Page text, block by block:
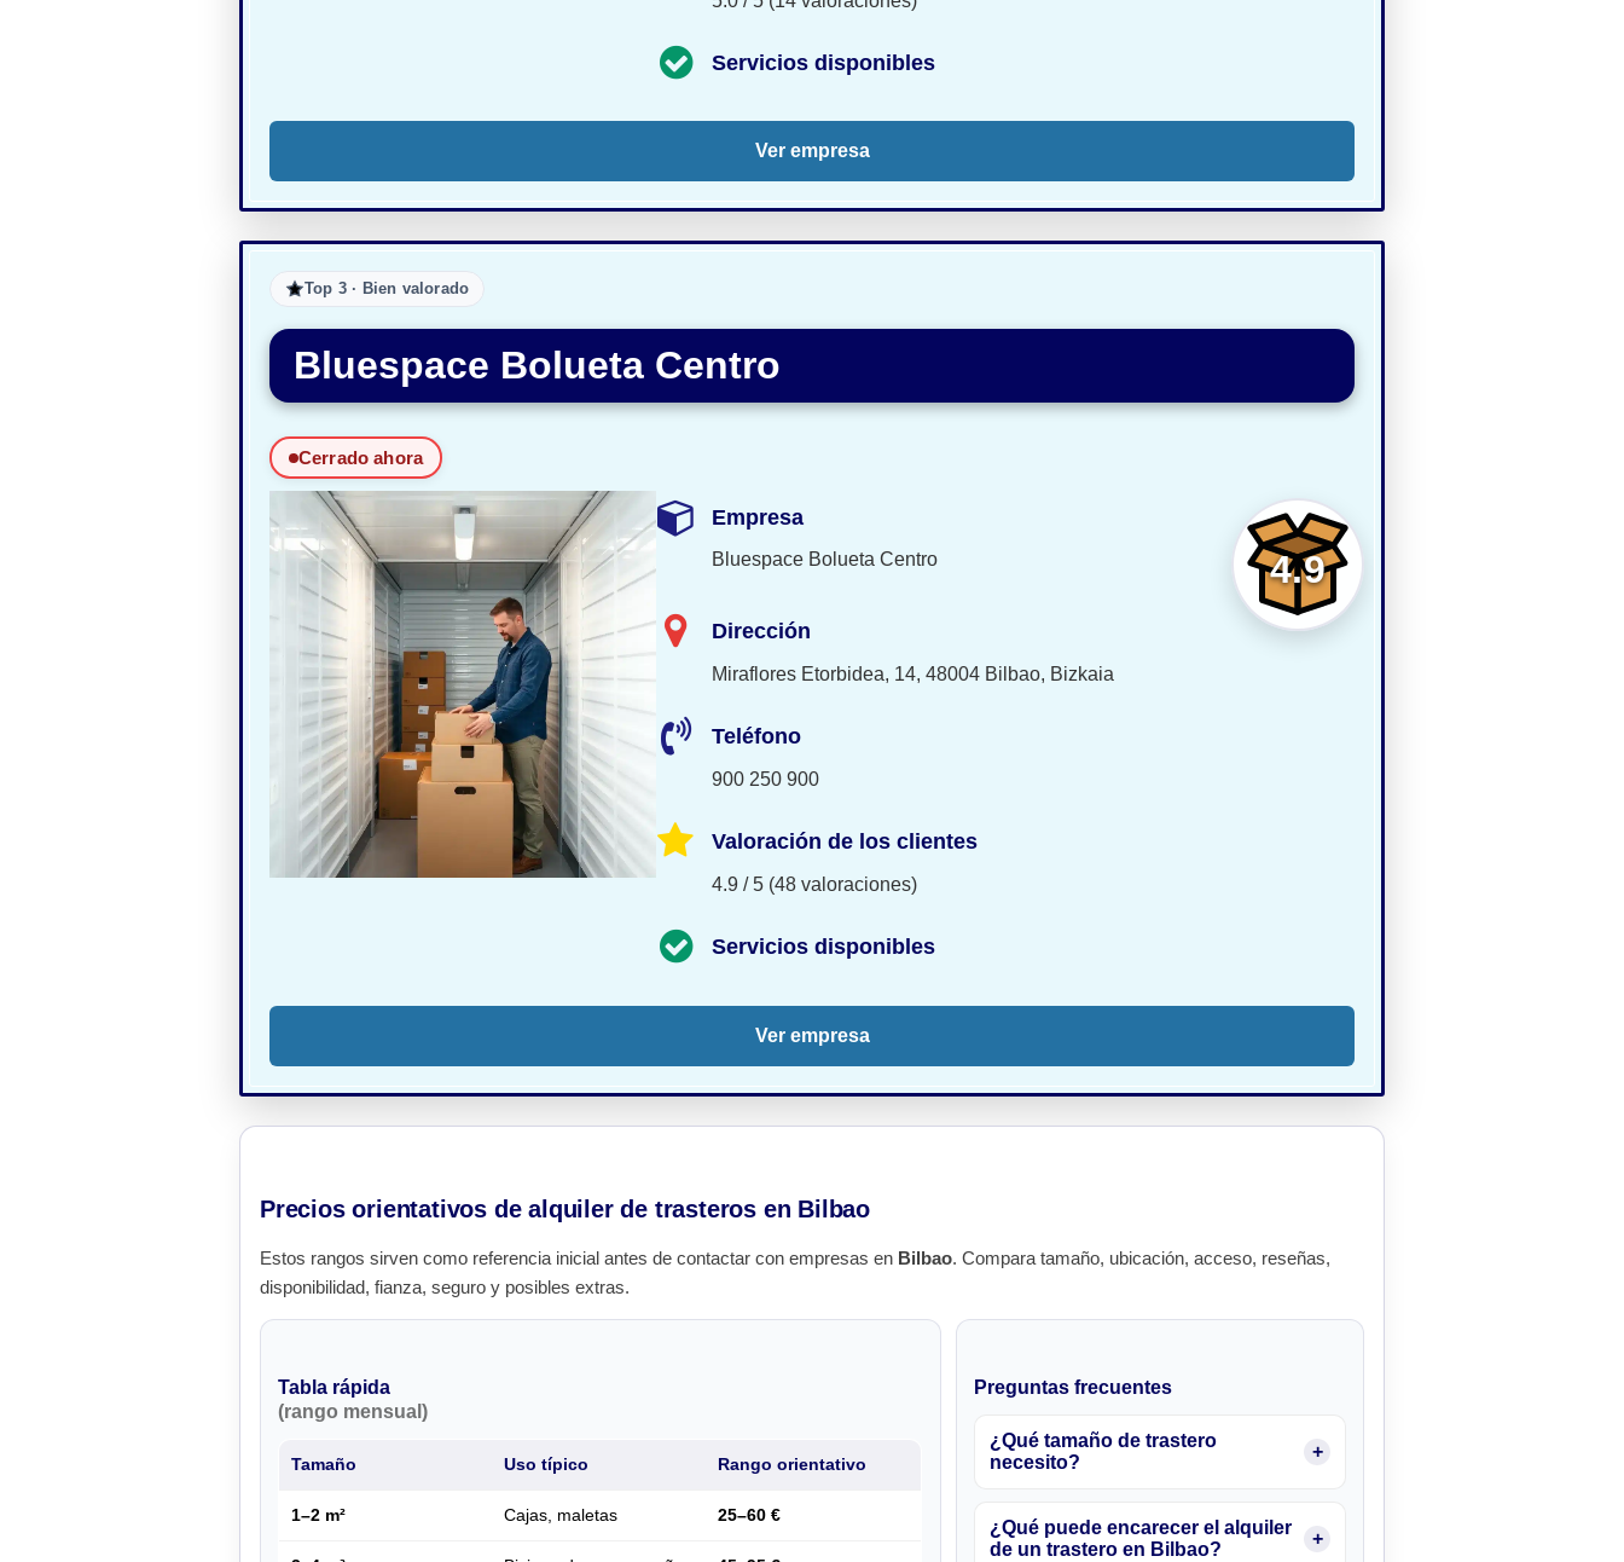
Servicios disponibles
Ver empresa
Top 3 · Bien valorado
Bluespace Bolueta Centro
Cerrado ahora
4.9
Empresa
Bluespace Bolueta Centro
Dirección
Miraflores Etorbidea, 14, 48004 Bilbao, Bizkaia
Teléfono
900 250 900
Valoración de los clientes
4.9 / 5 (48 valoraciones)
Servicios disponibles
Ver empresa
Precios orientativos de alquiler de trasteros en Bilbao
Estos rangos sirven como referencia inicial antes de contactar con empresas en Bilbao. Compara tamaño, ubicación, acceso, reseñas,
disponibilidad, fianza, seguro y posibles extras.
Tabla rápida
(rango mensual)
Tamaño Uso típico Rango orientativo
1–2 m² Cajas, maletas 25–60 €
Preguntas frecuentes
¿Qué tamaño de trastero
necesito?
¿Qué puede encarecer el alquiler
de un trastero en Bilbao?